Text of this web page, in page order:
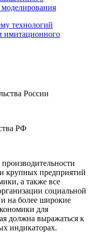
технологий
имитационного
РФ
крупных предприятий
а также все
социальной
на более широкие
для
должна выражаться к
индикаторах.